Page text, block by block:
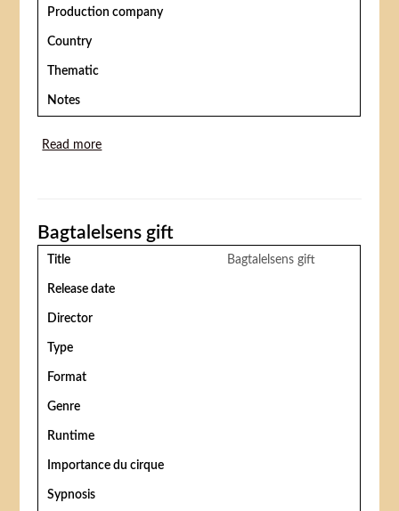
Production company
Country
Thematic
Notes
Read more
Bagtalelsens gift
Title Bagtalelsens gift
Release date
Director
Type
Format
Genre
Runtime
Importance du cirque
Sypnosis